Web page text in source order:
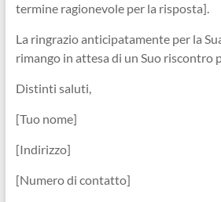
termine ragionevole per la risposta].
La ringrazio anticipatamente per la
rimango in attesa di un Suo riscontro
Distinti saluti,
[Tuo nome]
[Indirizzo]
[Numero di contatto]